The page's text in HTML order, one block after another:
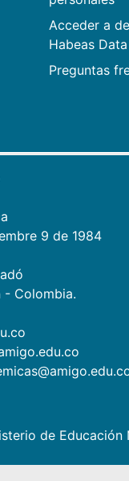
Acceder a
Habeas Data
Preguntas
9 de 1984
- Colombia.
de Educación